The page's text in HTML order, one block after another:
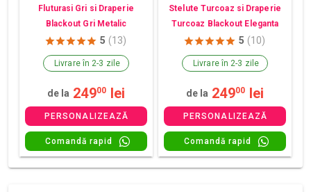
Fluturasi Gri si Draperie
Blackout Gri Metalic
5 (13)
Livrare în 2-3 zile
de la 24900 lei
PERSONALIZEAZĂ
Comandă rapid
Stelute Turcoaz si Draperie
Turcoaz Blackout Eleganta
5 (10)
Livrare în 2-3 zile
de la 24900 lei
PERSONALIZEAZĂ
Comandă rapid